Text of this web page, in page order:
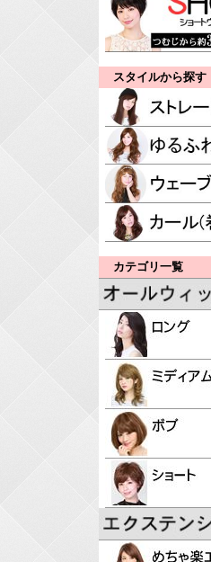
スタイルから探す
カテゴリ一覧